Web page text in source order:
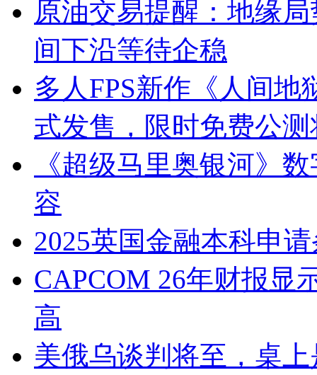
原油交易提醒：地缘
间下沿等待企稳
多人FPS新作《人间
式发售，限时免费公
《超级马里奥银河》
容
2025英国金融本科申
CAPCOM 26年财报显
高
美俄乌谈判将至，桌